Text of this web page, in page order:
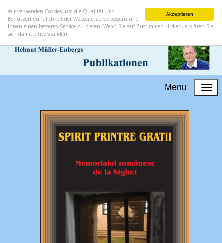
Akzeptieren
Wir verwenden Cookies, um die Qualität und
Benutzerfreundlichkeit der Webseite zu verbessern und
Ihnen einen besseren Service zu bieten. Wenn Sie auf Zustimmen klicken, erklären Sie
sich damit einverstanden.
Menu